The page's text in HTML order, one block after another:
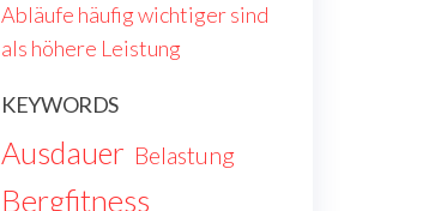
Abläufe häufig wichtiger sind
als höhere Leistung
KEYWORDS
Ausdauer Belastung
Bergfitness